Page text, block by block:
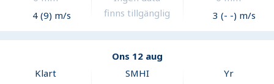
4 (9) m/s
finns tillgänglig
3 (- -) m/s
Ons 12 aug
Klart
SMHI Yr